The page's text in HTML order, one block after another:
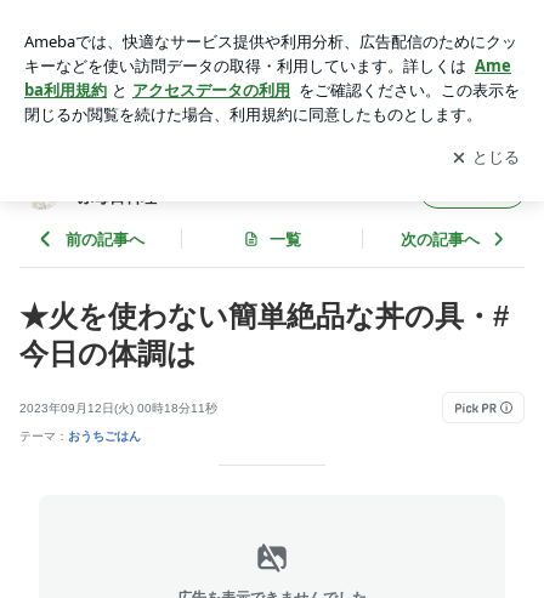
ンのつま ダーリンの胃ぶくろ喜ぶ毎日料理
アプリをダウンロードして ブログの更新通知
を受け取りまし
ょう。
開く
ぶ毎日料理
前の記事へ 一覧 次の記事へ
★火を使わない簡単絶品な丼の具・#
今日の体調は
2023年09月12日(火) 00時18分11秒
テーマ： おうちごはん